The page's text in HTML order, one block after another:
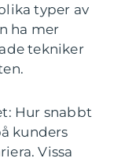
typer av
ha mer
tekniker
Hur snabbt
kunders
Vissa